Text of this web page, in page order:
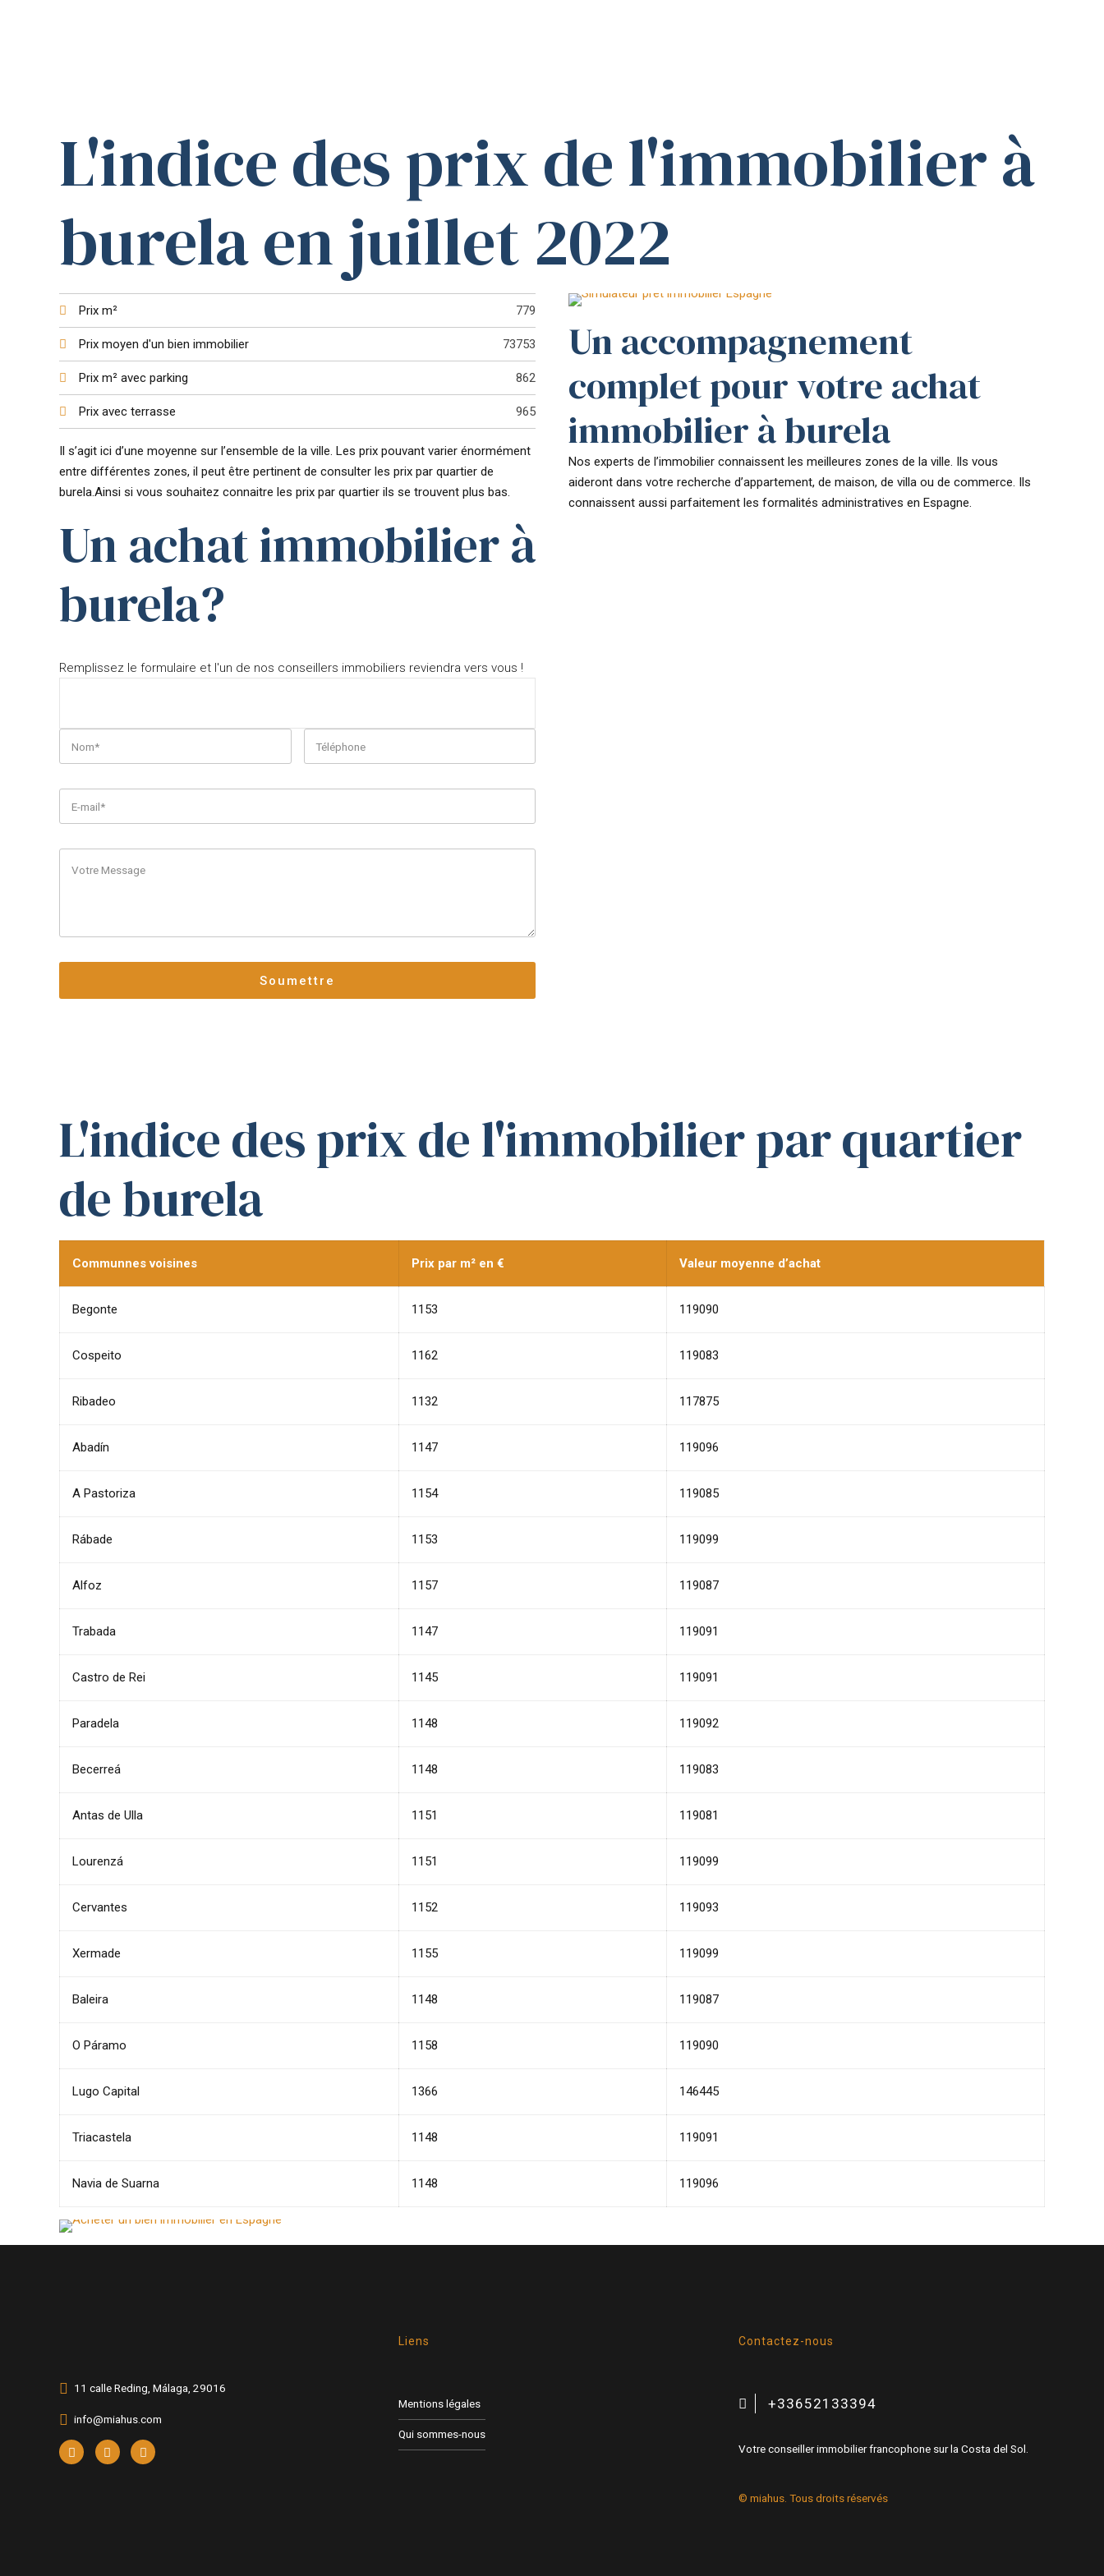
L'indice des prix de l'immobilier à
burela en juillet 2022
Prix m² 779
Prix moyen d'un bien immobilier 73753
Prix m² avec parking 862
Prix avec terrasse 965
Il s’agit ici d’une moyenne sur l’ensemble de la ville. Les prix pouvant varier énormément
entre différentes zones, il peut être pertinent de consulter les prix par quartier de
burela.Ainsi si vous souhaitez connaitre les prix par quartier ils se trouvent plus bas.
Un achat immobilier à
burela?
Remplissez le formulaire et l'un de nos conseillers immobiliers reviendra vers vous !
Un accompagnement
complet pour votre achat
immobilier à burela
Nos experts de l’immobilier connaissent les meilleures zones de la ville. Ils vous
aideront dans votre recherche d’appartement, de maison, de villa ou de commerce. Ils
connaissent aussi parfaitement les formalités administratives en Espagne.
L'indice des prix de l'immobilier par quartier
de burela
Communnes voisines Prix par m² en € Valeur moyenne d’achat
Begonte 1153 119090
Cospeito 1162 119083
Ribadeo 1132 117875
Abadín 1147 119096
A Pastoriza 1154 119085
Rábade 1153 119099
Alfoz 1157 119087
Trabada 1147 119091
Castro de Rei 1145 119091
Paradela 1148 119092
Becerreá 1148 119083
Antas de Ulla 1151 119081
Lourenzá 1151 119099
Cervantes 1152 119093
Xermade 1155 119099
Baleira 1148 119087
O Páramo 1158 119090
Lugo Capital 1366 146445
Triacastela 1148 119091
Navia de Suarna 1148 119096
11 calle Reding, Málaga, 29016
info@miahus.com
Liens
Mentions légales
Qui sommes-nous
Contactez-nous
+33652133394
Votre conseiller immobilier francophone sur la Costa del Sol.
© miahus. Tous droits réservés